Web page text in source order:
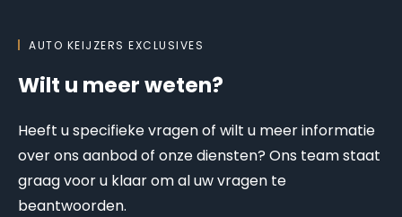
AUTO KEIJZERS EXCLUSIVES
Wilt u meer weten?
Heeft u specifieke vragen of wilt u meer informatie
over ons aanbod of onze diensten? Ons team staat
graag voor u klaar om al uw vragen te
beantwoorden.